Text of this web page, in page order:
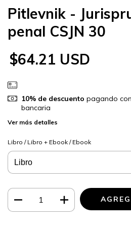
Pitlevnik -
penal CSJN 30
$64.21 USD
10% de descuento pagando
bancaria
Ver más detalles
Libro / Libro + Ebook / Ebook